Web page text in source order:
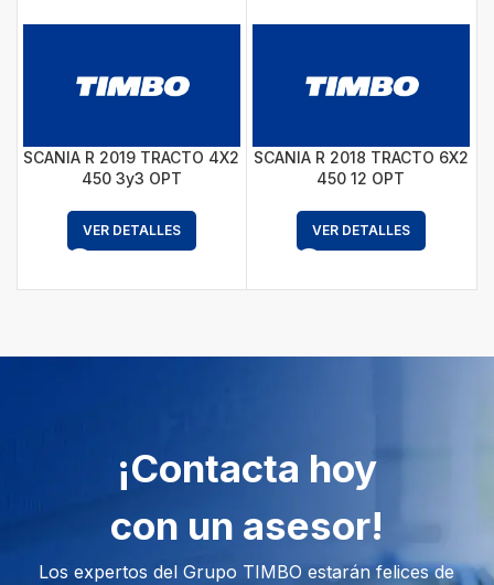
SCANIA R 2019 TRACTO 4X2
450 3y3 OPT
VER DETALLES
SCANIA R 2018 TRACTO 6X2
450 12 OPT
VER DETALLES
¡Contacta hoy
con un asesor!
Los expertos del Grupo TIMBO estarán felices de